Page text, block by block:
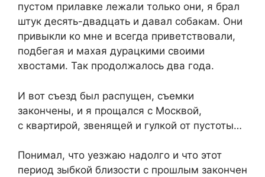
пустом прилавке лежали только они, я брал
штук десять-двадцать и давал собакам. Они
привыкли ко мне и всегда приветствовали,
подбегая и махая дурацкими своими
хвостами. Так продолжалось два года.
И вот съезд был распущен, съемки
закончены, и я прощался с Москвой,
с квартирой, звенящей и гулкой от пустоты…
Понимал, что уезжаю надолго и что этот
период зыбкой близости с прошлым закончен